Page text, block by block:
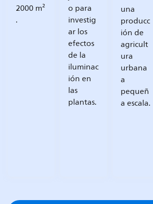
2000 m²
.
o para
investig
ar los
efectos
de la
iluminac
ión en
las
plantas.
una
producc
ión de
agricult
ura
urbana
a
pequeñ
a escala.